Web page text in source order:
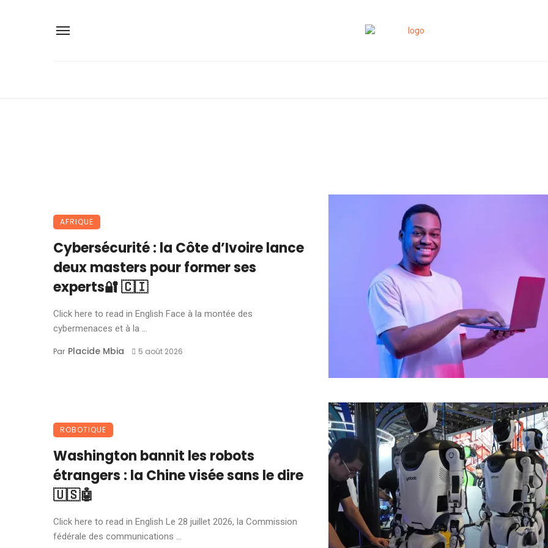
AFRIQUE
Cybersécurité : la Côte d’Ivoire lance
deux masters pour former ses
experts🔐 🇨🇮
Click here to read in English Face à la montée des
cybermenaces et à la ...
Par Placide Mbia 5 août 2026
ROBOTIQUE
Washington bannit les robots
étrangers : la Chine visée sans le dire
🇺🇸🤖
Click here to read in English Le 28 juillet 2026, la Commission
fédérale des communications ...